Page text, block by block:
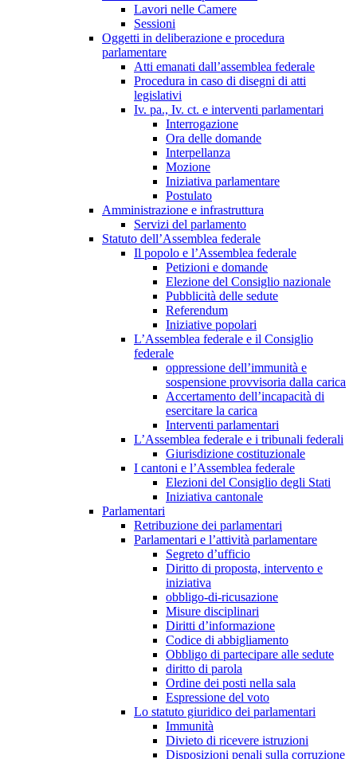
Lavori nelle Camere
Sessioni
Oggetti in deliberazione e procedura
parlamentare
Atti emanati dall’assemblea federale
Procedura in caso di disegni di atti
legislativi
Iv. pa., Iv. ct. e interventi parlamentari
Interrogazione
Ora delle domande
Interpellanza
Mozione
Iniziativa parlamentare
Postulato
Amministrazione e infrastruttura
Servizi del parlamento
Statuto dell’Assemblea federale
Il popolo e l’Assemblea federale
Petizioni e domande
Elezione del Consiglio nazionale
Pubblicità delle sedute
Referendum
Iniziative popolari
L’Assemblea federale e il Consiglio
federale
oppressione dell’immunità e
sospensione provvisoria dalla carica
Accertamento dell’incapacità di
esercitare la carica
Interventi parlamentari
L’Assemblea federale e i tribunali federali
Giurisdizione costituzionale
I cantoni e l’Assemblea federale
Elezioni del Consiglio degli Stati
Iniziativa cantonale
Parlamentari
Retribuzione dei parlamentari
Parlamentari e l’attività parlamentare
Segreto d’ufficio
Diritto di proposta, intervento e
iniziativa
obbligo-di-ricusazione
Misure disciplinari
Diritti d’informazione
Codice di abbigliamento
Obbligo di partecipare alle sedute
diritto di parola
Ordine dei posti nella sala
Espressione del voto
Lo statuto giuridico dei parlamentari
Immunità
Divieto di ricevere istruzioni
Disposizioni penali sulla corruzione